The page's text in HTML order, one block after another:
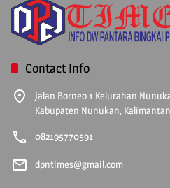
Contact Info
Jalan Borneo 1 Kelurahan
Kabupaten Nunukan,
082195770591
dpntimes@gmail.com